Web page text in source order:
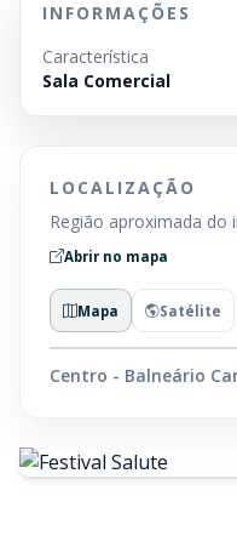
INFORMAÇÕES
Característica
Sala Comercial
LOCALIZAÇÃO
Região aproximada do
Abrir no mapa
Mapa Satélite
Centro - Balneário